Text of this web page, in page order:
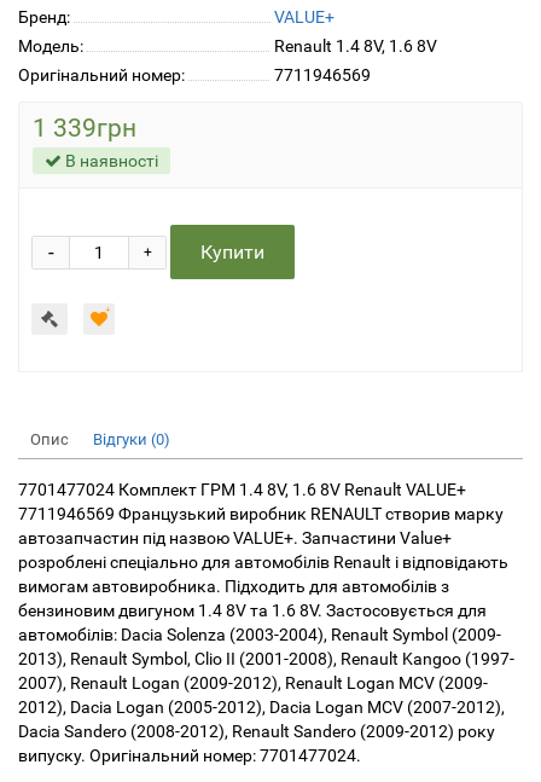
Бренд:
VALUE+
Модель:
Renault 1.4 8V, 1.6 8V
Оригінальний номер:
7711946569
1 339грн
В наявності
+
- Купити
Опис Відгуки (0)
7701477024 Комплект ГРМ 1.4 8V, 1.6 8V Renault VALUE+
7711946569 Французький виробник RENAULT створив марку
автозапчастин під назвою VALUE+. Запчастини Value+
розроблені спеціально для автомобілів Renault і відповідають
вимогам автовиробника. Підходить для автомобілів з
бензиновим двигуном 1.4 8V та 1.6 8V. Застосовується для
автомобілів: Dacia Solenza (2003-2004), Renault Symbol (2009-
2013), Renault Symbol, Clio II (2001-2008), Renault Kangoo (1997-
2007), Renault Logan (2009-2012), Renault Logan MCV (2009-
2012), Dacia Logan (2005-2012), Dacia Logan MCV (2007-2012),
Dacia Sandero (2008-2012), Renault Sandero (2009-2012) року
випуску. Оригінальний номер: 7701477024.